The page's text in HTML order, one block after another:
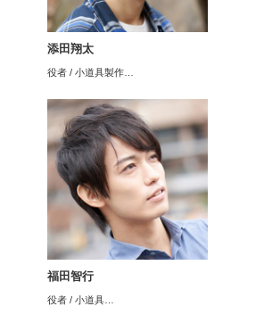
添田翔太
役者 / 小道具製作…
福田智行
役者 / 小道具…